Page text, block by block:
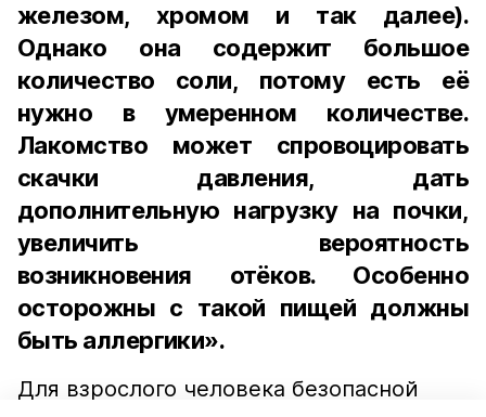
железом, хромом и так далее).
Однако она содержит большое
количество соли, потому есть её
нужно в умеренном количестве.
Лакомство может спровоцировать
скачки давления, дать
дополнительную нагрузку на почки,
увеличить вероятность
возникновения отёков. Особенно
осторожны с такой пищей должны
быть аллергики».
Для взрослого человека безопасной